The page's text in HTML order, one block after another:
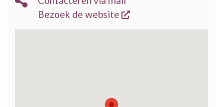
Bezoek de website
opent een nieuw